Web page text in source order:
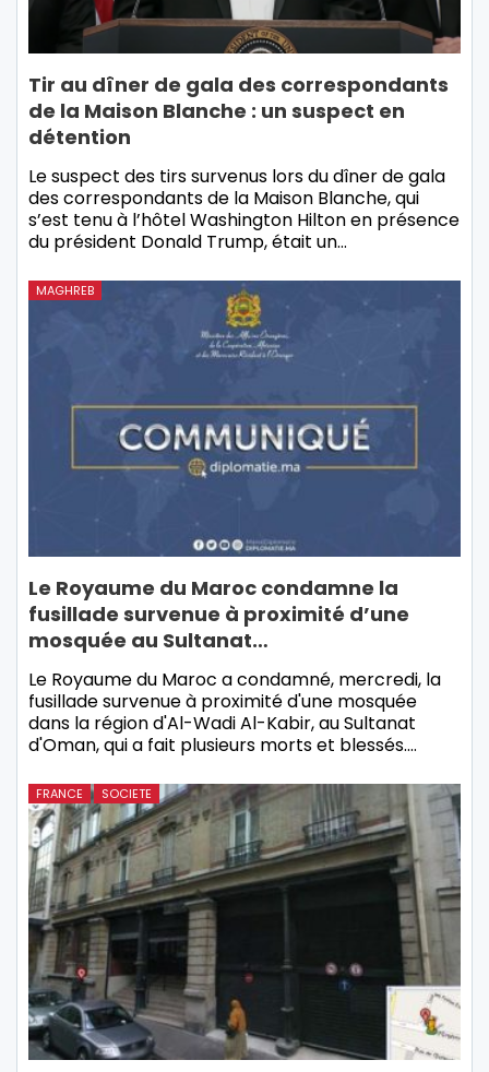
Tir au dîner de gala des correspondants
de la Maison Blanche : un suspect en
détention
Le suspect des tirs survenus lors du dîner de gala
des correspondants de la Maison Blanche, qui
s’est tenu à l’hôtel Washington Hilton en présence
du président Donald Trump, était un…
MAGHREB
Le Royaume du Maroc condamne la
fusillade survenue à proximité d’une
mosquée au Sultanat…
Le Royaume du Maroc a condamné, mercredi, la
fusillade survenue à proximité d'une mosquée
dans la région d'Al-Wadi Al-Kabir, au Sultanat
d'Oman, qui a fait plusieurs morts et blessés.…
FRANCE SOCIETE